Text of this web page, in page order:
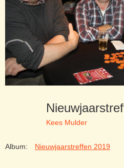
Kees Mulder
Album: Nieuwjaarstreffen 2019